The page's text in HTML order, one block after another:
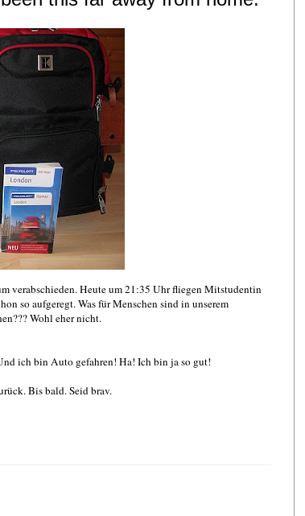
verabschieden. Heute um 21:35 Uhr fliegen Mitstudentin
so aufgeregt. Was für Menschen sind in unserem
Wohl eher nicht.
ich bin Auto gefahren! Ha! Ich bin ja so gut!
Bis bald. Seid brav.